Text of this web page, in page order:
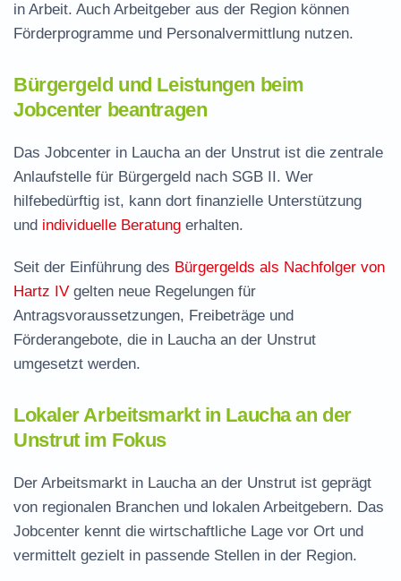
in Arbeit. Auch Arbeitgeber aus der Region können
Förderprogramme und Personalvermittlung nutzen.
Bürgergeld und Leistungen beim
Jobcenter beantragen
Das Jobcenter in Laucha an der Unstrut ist die zentrale
Anlaufstelle für Bürgergeld nach SGB II. Wer
hilfebedürftig ist, kann dort finanzielle Unterstützung
und individuelle Beratung erhalten.
Seit der Einführung des Bürgergelds als Nachfolger von
Hartz IV gelten neue Regelungen für
Antragsvoraussetzungen, Freibeträge und
Förderangebote, die in Laucha an der Unstrut
umgesetzt werden.
Lokaler Arbeitsmarkt in Laucha an der
Unstrut im Fokus
Der Arbeitsmarkt in Laucha an der Unstrut ist geprägt
von regionalen Branchen und lokalen Arbeitgebern. Das
Jobcenter kennt die wirtschaftliche Lage vor Ort und
vermittelt gezielt in passende Stellen in der Region.